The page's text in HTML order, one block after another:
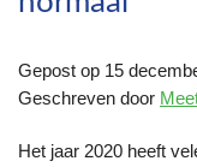
Gepost op 15
Geschreven door
Het jaar 2020 heeft